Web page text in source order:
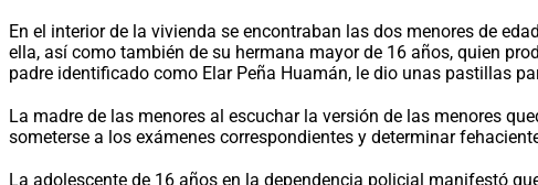
En el interior de la vivienda se encontraban las dos menores de
ella, así como también de su hermana mayor de 16 años, quien
padre identificado como Elar Peña Huamán, le dio unas pastillas
La madre de las menores al escuchar la versión de las menores
someterse a los exámenes correspondientes y determinar
La adolescente de 16 años en la dependencia policial manifestó